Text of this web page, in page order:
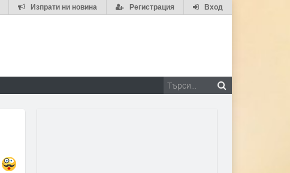
Вход
Регистрация
Изпрати ни новина